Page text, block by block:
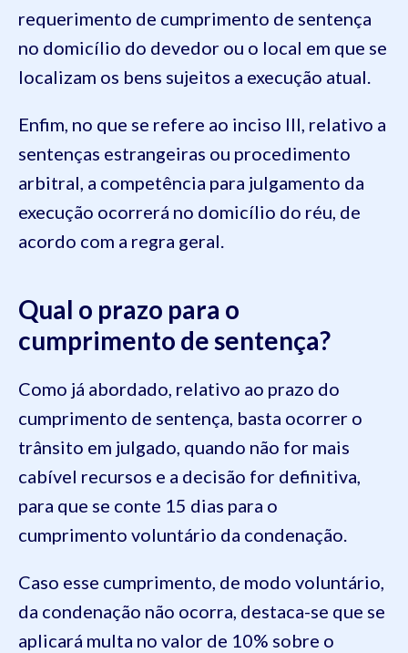
requerimento de cumprimento de sentença
no domicílio do devedor ou o local em que se
localizam os bens sujeitos a execução atual.
Enfim, no que se refere ao inciso III, relativo a
sentenças estrangeiras ou procedimento
arbitral, a competência para julgamento da
execução ocorrerá no domicílio do réu, de
acordo com a regra geral.
Qual o prazo para o
cumprimento de sentença?
Como já abordado, relativo ao prazo do
cumprimento de sentença, basta ocorrer o
trânsito em julgado, quando não for mais
cabível recursos e a decisão for definitiva,
para que se conte 15 dias para o
cumprimento voluntário da condenação.
Caso esse cumprimento, de modo voluntário,
da condenação não ocorra, destaca-se que se
aplicará multa no valor de 10% sobre o